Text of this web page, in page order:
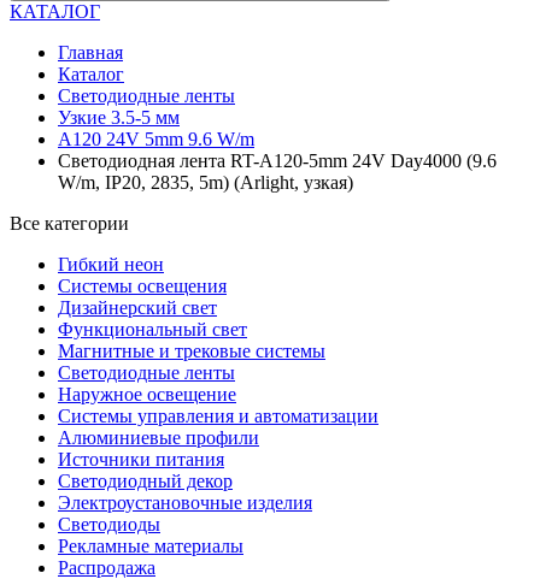
КАТАЛОГ
Главная
Каталог
Светодиодные ленты
Узкие 3.5-5 мм
A120 24V 5mm 9.6 W/m
Светодиодная лента RT-A120-5mm 24V Day4000 (9.6
W/m, IP20, 2835, 5m) (Arlight, узкая)
Все категории
Гибкий неон
Системы освещения
Дизайнерский свет
Функциональный свет
Магнитные и трековые системы
Светодиодные ленты
Наружное освещение
Системы управления и автоматизации
Алюминиевые профили
Источники питания
Светодиодный декор
Электроустановочные изделия
Светодиоды
Рекламные материалы
Распродажа